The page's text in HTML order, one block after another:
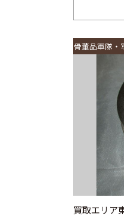
骨董品軍隊・
買取エリア